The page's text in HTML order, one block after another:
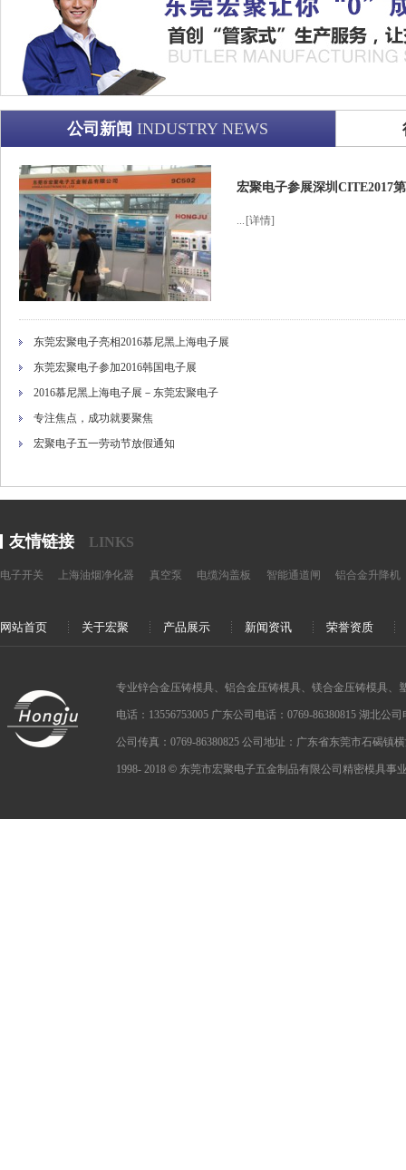
公司新闻 INDUSTRY NEWS
宏聚电子参展深圳CITE2017
... [详情]
东莞宏聚电子亮相2016慕尼黑上海电子展
东莞宏聚电子参加2016韩国电子展
2016慕尼黑上海电子展－东莞宏聚电子
专注焦点，成功就要聚焦
宏聚电子五一劳动节放假通知
友情链接 LINKS
电子开关 上海油烟净化器 真空泵 电缆沟盖板 智能通道闸 铝合金升降机
网站首页 关于宏聚 产品展示 新闻资讯 荣誉资质
专业锌合金压铸模具、铝合金压铸模具、镁合金压铸模具、
电话：13556753005 广东公司电话：0769-86380815 湖北公
公司传真：0769-86380825 公司地址：广东省东莞市石碣镇
1998- 2018 © 东莞市宏聚电子五金制品有限公司精密模具事